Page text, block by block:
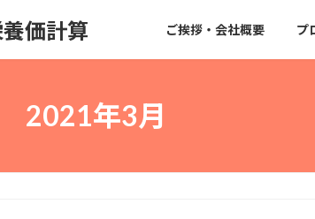
価計算 ご挨拶・会社概要 プ
2021年3月